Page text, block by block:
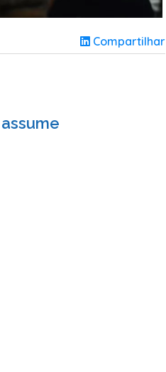
Compartilhar